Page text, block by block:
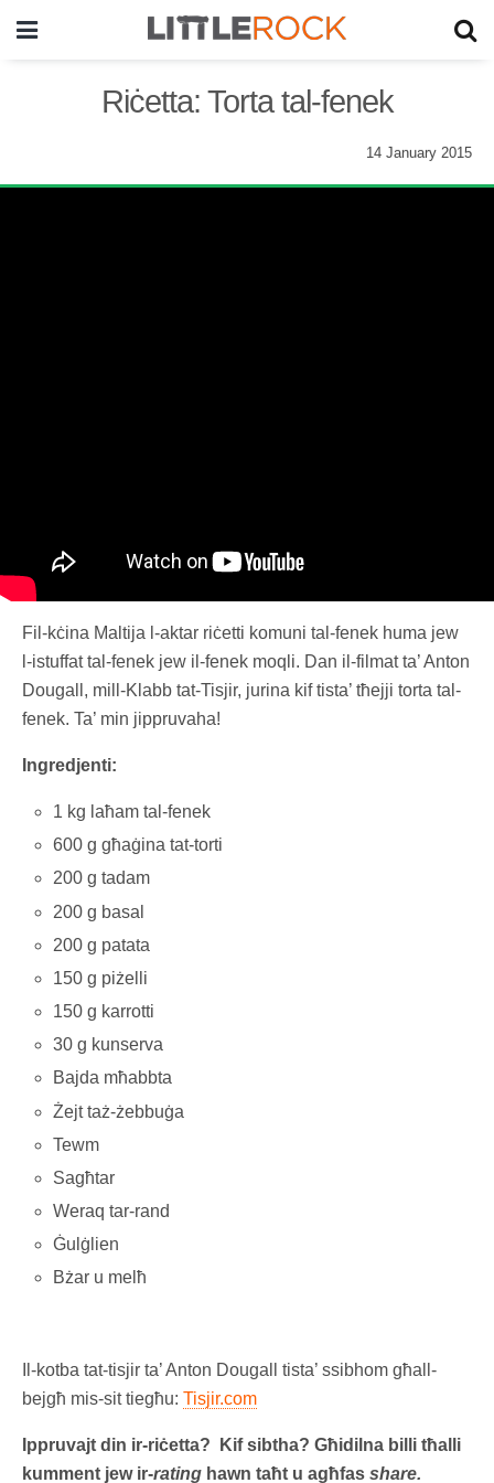
Riċetta: Torta tal-fenek
14 January 2015
Fil-kċina Maltija l-aktar riċetti komuni tal-fenek huma jew
l-istuffat tal-fenek jew il-fenek moqli. Dan il-filmat ta’ Anton
Dougall, mill-Klabb tat-Tisjir, jurina kif tista’ tħejji torta tal-
fenek. Ta’ min jippruvaha!
Ingredjenti:
1 kg laħam tal-fenek
600 g għaġina tat-torti
200 g tadam
200 g basal
200 g patata
150 g piżelli
150 g karrotti
30 g kunserva
Bajda mħabbta
Żejt taż-żebbuġa
Tewm
Sagħtar
Weraq tar-rand
Ġulġlien
Bżar u melħ
Il-kotba tat-tisjir ta’ Anton Dougall tista’ ssibhom għall-
bejgħ mis-sit tiegħu: Tisjir.com
Ippruvajt din ir-riċetta? Kif sibtha? Għidilna billi tħalli
kumment jew ir-rating hawn taħt u agħfas share.